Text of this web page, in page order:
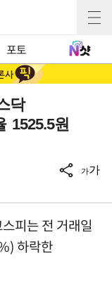
포토
닥
1525.5원
가가
피는 전 거래일
하락한